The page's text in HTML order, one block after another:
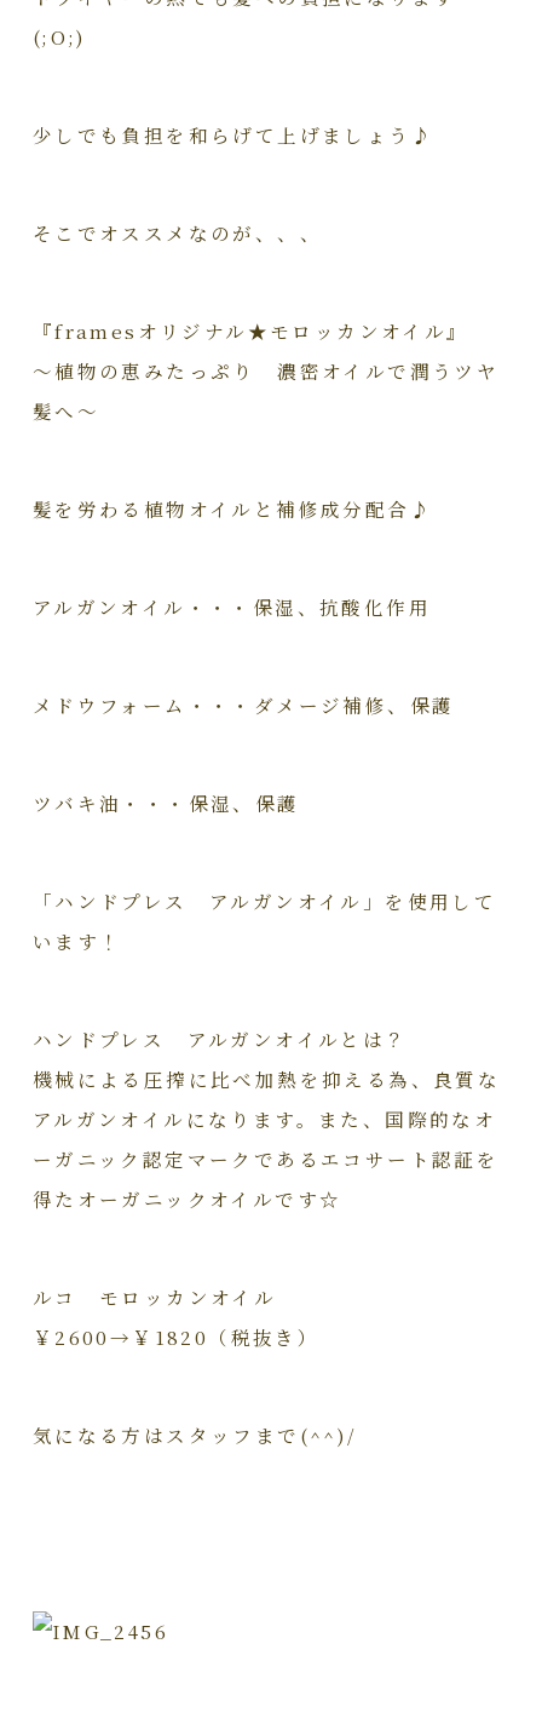
(;O;)
少しでも負担を和らげて上げましょう♪
そこでオススメなのが、、、
『framesオリジナル★モロッカンオイル』
～植物の恵みたっぷり 濃密オイルで潤うツヤ
髪へ～
髪を労わる植物オイルと補修成分配合♪
アルガンオイル・・・保湿、抗酸化作用
メドウフォーム・・・ダメージ補修、保護
ツバキ油・・・保湿、保護
「ハンドプレス アルガンオイル」を使用して
います！
ハンドプレス アルガンオイルとは？
機械による圧搾に比べ加熱を抑える為、良質な
アルガンオイルになります。また、国際的なオ
ーガニック認定マークであるエコサート認証を
得たオーガニックオイルです☆
ルコ モロッカンオイル
￥2600→￥1820（税抜き）
気になる方はスタッフまで(^^)/